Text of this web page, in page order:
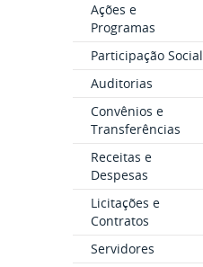
Ações e
Programas
Participação Social
Auditorias
Convênios e
Transferências
Receitas e
Despesas
Licitações e
Contratos
Servidores